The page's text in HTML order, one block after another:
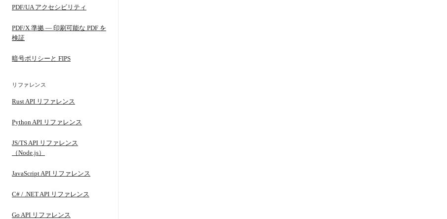
PDF/UA アクセシビリティ
PDF/X 準拠 — 印刷可能な PDF を
検証
暗号ポリシーと FIPS
リファレンス
Rust API リファレンス
Python API リファレンス
JS/TS API リファレンス
（Node.js）
JavaScript API リファレンス
C# / .NET API リファレンス
Go API リファレンス